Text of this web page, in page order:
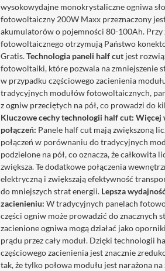
wysokowydajne monokrystaliczne ogniwa
fotowoltaiczny 200W Maxx przeznaczony
akumulatorów o pojemności 80-100Ah. Przy
fotowoltaicznego otrzymują Państwo
Gratis.Technologia paneli half cut jest
fotowoltaiki, które pozwala na zmniejszenie
w przypadku częściowego zacienienia
tradycyjnych modułów fotowoltaicznych,
z ogniw przeciętych na pół, co prowadzi do
Kluczowe cechy technologii half cut: Więcej
połączeń: Panele half cut mają zwiększoną
połączeń w porównaniu do tradycyjnych
podzielone na pół, co oznacza, że całkowita
zwiększa. Te dodatkowe połączenia
elektryczną i zwiększają efektywność
do mniejszych strat energii. Lepsza
zacienieniu: W tradycyjnych panelach
części ogniw może prowadzić do znacznych
zacienione ogniwa mogą działać jako
prądu przez cały moduł. Dzięki technologii
częściowego zacienienia jest znacznie
tak, że tylko połowa modułu jest narażona